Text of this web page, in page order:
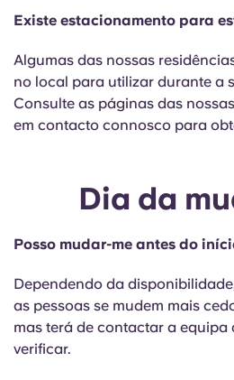
Existe estacionamento para
Algumas das nossas
no local para utilizar durante a
Consulte as páginas das
em contacto connosco para
Dia da
Posso mudar-me antes do
Dependendo da
as pessoas se mudem mais
mas terá de contactar a equipa
verificar.